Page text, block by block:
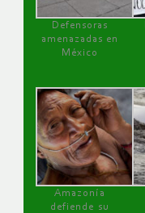
Defensoras
amenazadas en
México
Amazonía
defiende su